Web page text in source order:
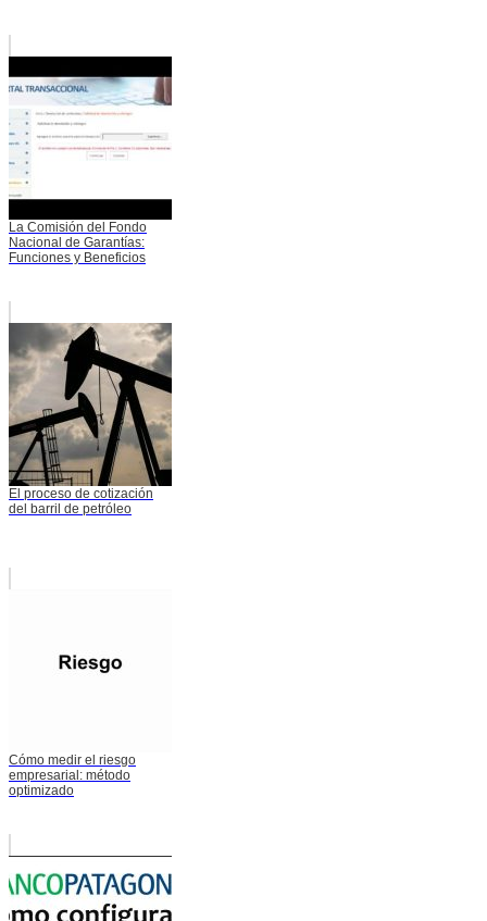
La Comisión del Fondo
Nacional de Garantías:
Funciones y Beneficios
El proceso de cotización
del barril de petróleo
Cómo medir el riesgo
empresarial: método
optimizado